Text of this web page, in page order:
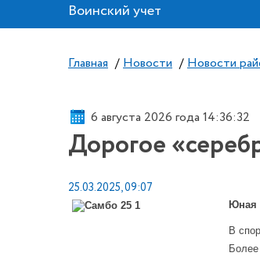
Воинский учет
Главная / Новости / Новости
6 августа 2026 года 14:36:32
Дорогое
25.03.2025, 09:07
Юная
В